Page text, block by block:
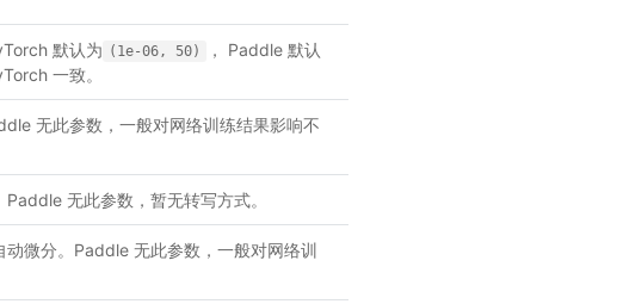
默认为 (1e-06, 50)
， Paddle 默认
一致。
无此参数，一般对网络训练结果影响不
无此参数，暂无转写方式。
微分。Paddle 无此参数，一般对网络训